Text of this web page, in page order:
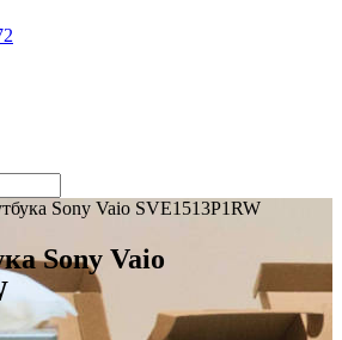
Sony Vaio SVE1513P1RW
Sony Vaio